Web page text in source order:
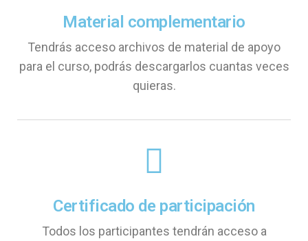
Material complementario
Tendrás acceso archivos de material de apoyo
para el curso, podrás descargarlos cuantas veces
quieras.
Certificado de participación
Todos los participantes tendrán acceso a